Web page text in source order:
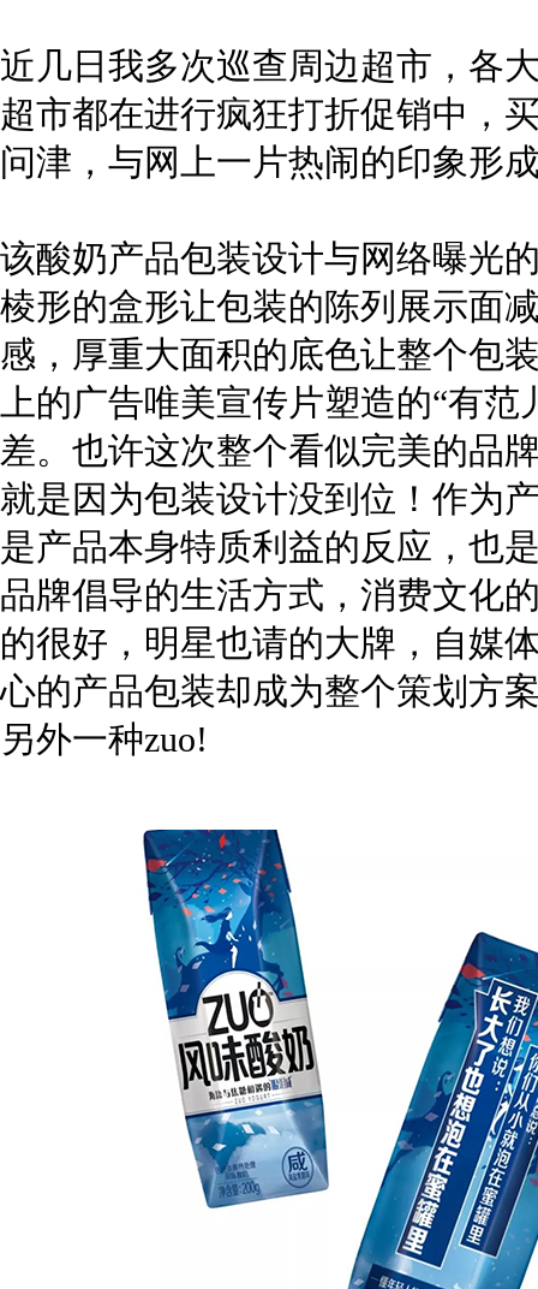
近几日我多次巡查周边超市， 各
超市都在进行疯狂打折促销中，
问津，与网上一片热闹的印象形
该酸奶产品包装设计与网络曝光
棱形的盒形让包装的陈列展示面
感，厚重大面积的底色让整个包
上的广告唯美宣传片塑造的“有
差。也许这次整个看似完美的品
就是因为包装设计没到位！ 作为
是产品本身特质利益的反应，也
品牌倡导的生活方式，消费文化
的很好，明星也请的大牌，自媒
心的产品包装却成为整个策划方
另外一种zuo!